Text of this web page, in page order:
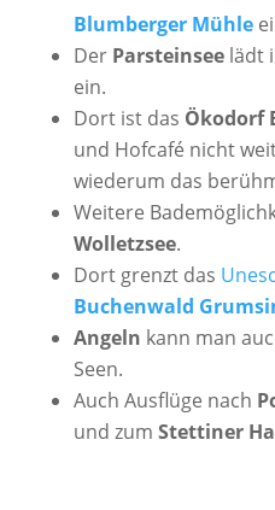
Blumberger Mühle
Der Parsteinseelädt
ein.
Dort ist das Ökodorf
und Hofcafé nicht
wiederum das
Weitere
Wolletzsee.
Dort grenzt das
Buchenwald
Angeln kann man
Seen.
Auch Ausflüge nach
und zum Stettiner